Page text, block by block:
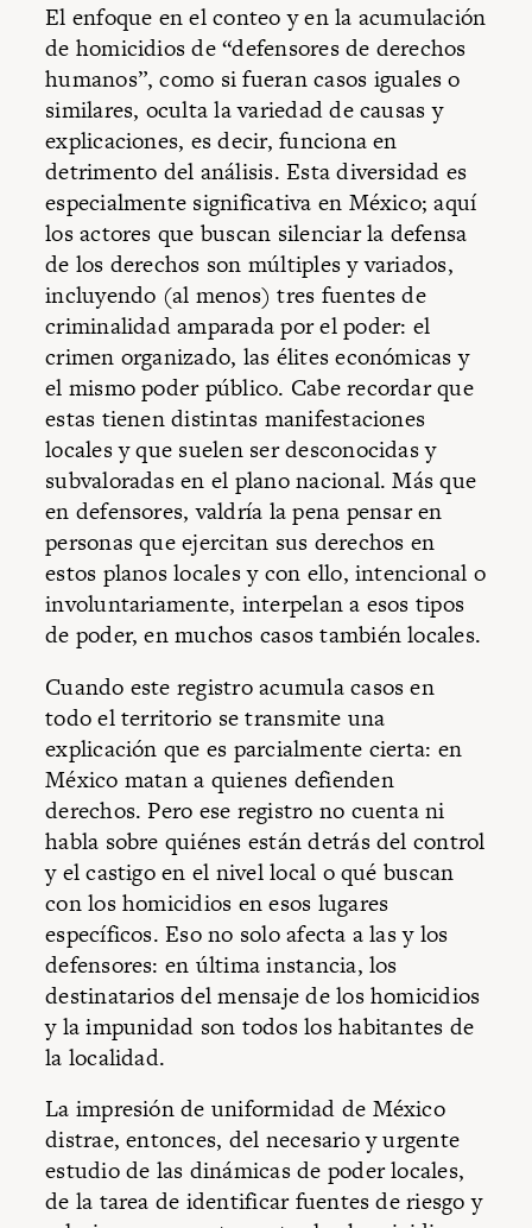
El enfoque en el conteo y en la acumulación
de homicidios de “defensores de derechos
humanos”, como si fueran casos iguales o
similares, oculta la variedad de causas y
explicaciones, es decir, funciona en
detrimento del análisis. Esta diversidad es
especialmente significativa en México; aquí
los actores que buscan silenciar la defensa
de los derechos son múltiples y variados,
incluyendo (al menos) tres fuentes de
criminalidad amparada por el poder: el
crimen organizado, las élites económicas y
el mismo poder público. Cabe recordar que
estas tienen distintas manifestaciones
locales y que suelen ser desconocidas y
subvaloradas en el plano nacional. Más que
en defensores, valdría la pena pensar en
personas que ejercitan sus derechos en
estos planos locales y con ello, intencional o
involuntariamente, interpelan a esos tipos
de poder, en muchos casos también locales.
Cuando este registro acumula casos en
todo el territorio se transmite una
explicación que es parcialmente cierta: en
México matan a quienes defienden
derechos. Pero ese registro no cuenta ni
habla sobre quiénes están detrás del control
y el castigo en el nivel local o qué buscan
con los homicidios en esos lugares
específicos. Eso no solo afecta a las y los
defensores: en última instancia, los
destinatarios del mensaje de los homicidios
y la impunidad son todos los habitantes de
la localidad.
La impresión de uniformidad de México
distrae, entonces, del necesario y urgente
estudio de las dinámicas de poder locales,
de la tarea de identificar fuentes de riesgo y